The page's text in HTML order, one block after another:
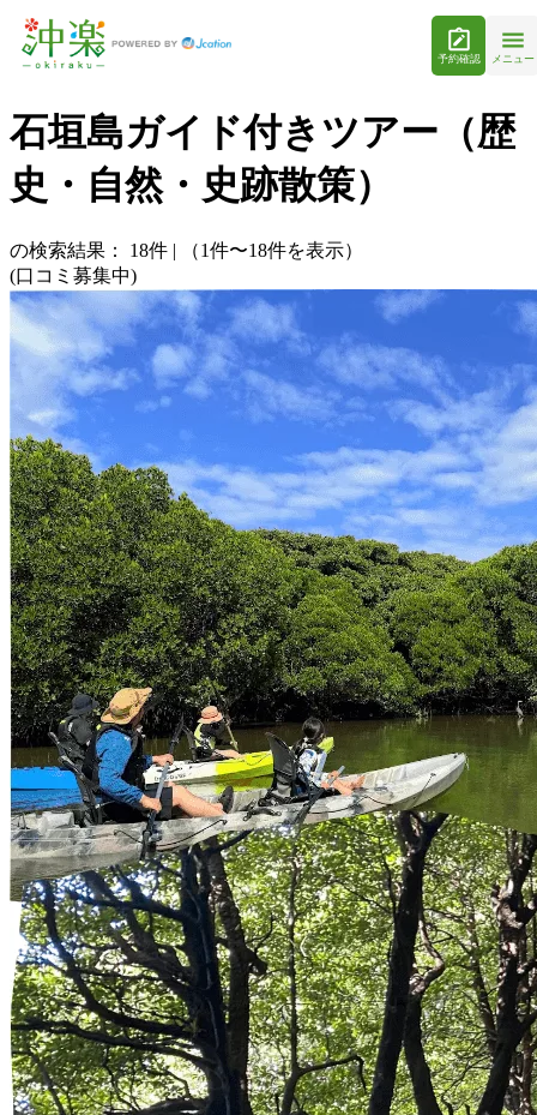
予約確認 メニュー
石垣島ガイド付きツアー（歴
史・自然・史跡散策）
の検索結果： 18件 |
（1件〜18件を表示）
(口コミ募集中)